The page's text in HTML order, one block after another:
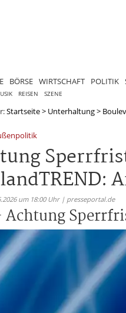
BÖRSE WIRTSCHAFT POLITIK
REISEN SZENE
Startseite> Unterhaltung>
um 18:00 Uhr | presseportal.de
Achtung